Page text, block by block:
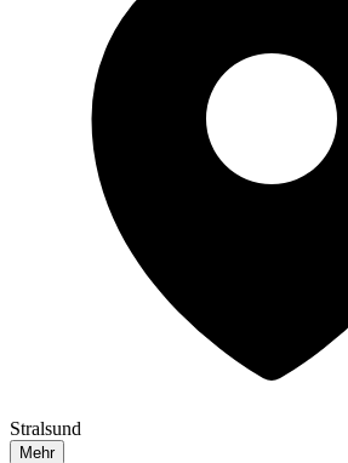
Stralsund
Mehr